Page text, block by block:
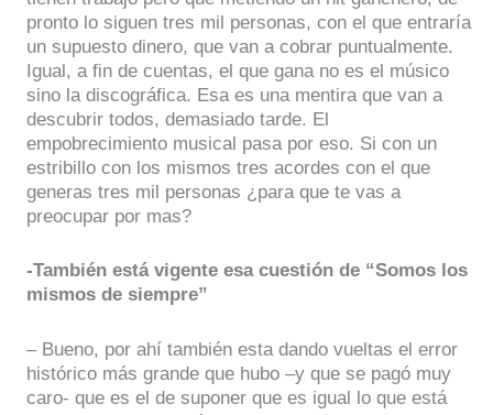
pronto lo siguen tres mil personas, con el que entraría
un supuesto dinero, que van a cobrar puntualmente.
Igual, a fin de cuentas, el que gana no es el músico
sino la discográfica. Esa es una mentira que van a
descubrir todos, demasiado tarde. El
empobrecimiento musical pasa por eso. Si con un
estribillo con los mismos tres acordes con el que
generas tres mil personas ¿para que te vas a
preocupar por mas?
-También está vigente esa cuestión de “Somos los
mismos de siempre”
– Bueno, por ahí también esta dando vueltas el error
histórico más grande que hubo –y que se pagó muy
caro- que es el de suponer que es igual lo que está